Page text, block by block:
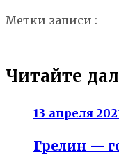
Метки записи :
Читайте
13 апреля
Грелин —